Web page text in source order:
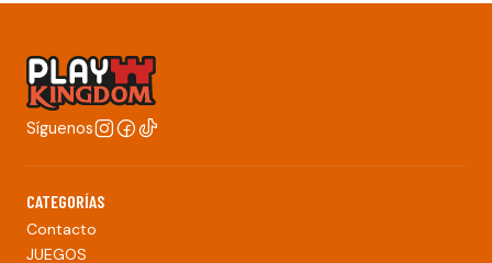
Síguenos
CATEGORÍAS
Contacto
JUEGOS